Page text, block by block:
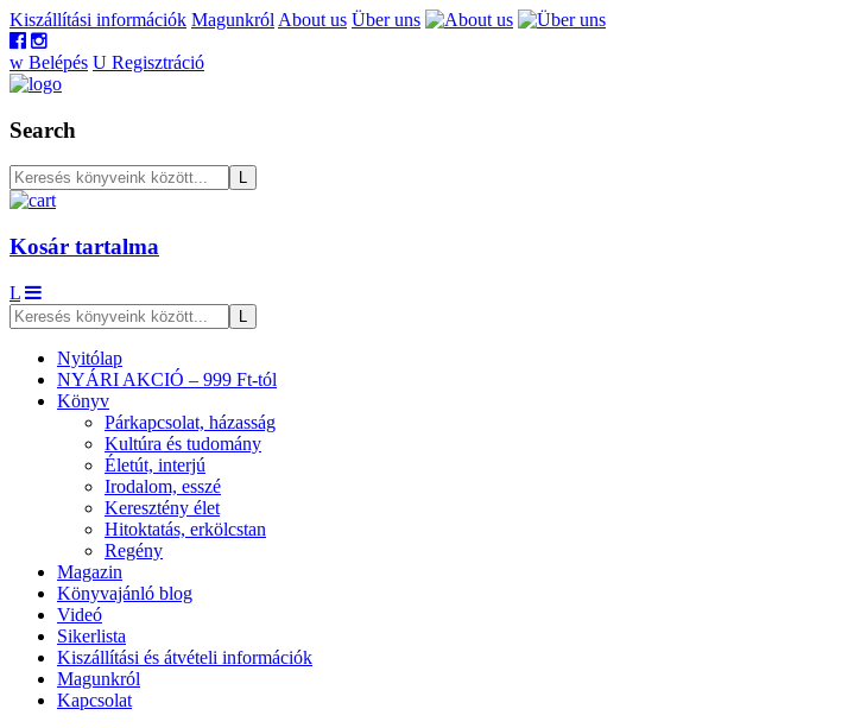
Kiszállítási információk Magunkról About us Über uns
w Belépés U Regisztráció
Search
Kosár tartalma
L
Nyitólap
NYÁRI AKCIÓ – 999 Ft-tól
Könyv
Párkapcsolat, házasság
Kultúra és tudomány
Életút, interjú
Irodalom, esszé
Keresztény élet
Hitoktatás, erkölcstan
Regény
Magazin
Könyvajánló blog
Videó
Sikerlista
Kiszállítási és átvételi információk
Magunkról
Kapcsolat